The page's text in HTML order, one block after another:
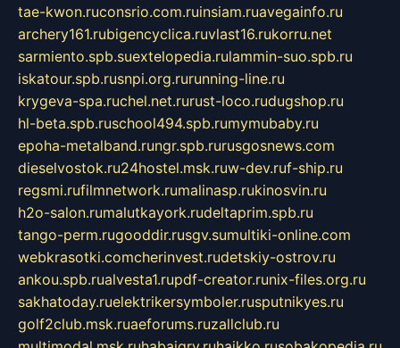
tae-kwon.ruconsrio.com.ruinsiam.ruavegainfo.ru
archery161.rubigencyclica.ruvlast16.rukorru.net
sarmiento.spb.suextelopedia.rulammin-suo.spb.ru
iskatour.spb.rusnpi.org.rurunning-line.ru
krygeva-spa.ruchel.net.rurust-loco.rudugshop.ru
hl-beta.spb.ruschool494.spb.rumymubaby.ru
epoha-metalband.rungr.spb.rurusgosnews.com
dieselvostok.ru24hostel.msk.ruw-dev.ruf-ship.ru
regsmi.rufilmnetwork.rumalinasp.rukinosvin.ru
h2o-salon.rumalutkayork.rudeltaprim.spb.ru
tango-perm.rugooddir.rusgv.sumultiki-online.com
webkrasotki.comcherinvest.rudetskiy-ostrov.ru
ankou.spb.rualvesta1.rupdf-creator.runix-files.org.ru
sakhatoday.ruelektrikersymboler.rusputnikyes.ru
golf2club.msk.ruaeforums.ruzallclub.ru